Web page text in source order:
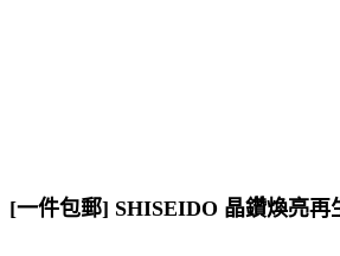
[一件包郵] SHISEIDO 晶鑽煥亮再